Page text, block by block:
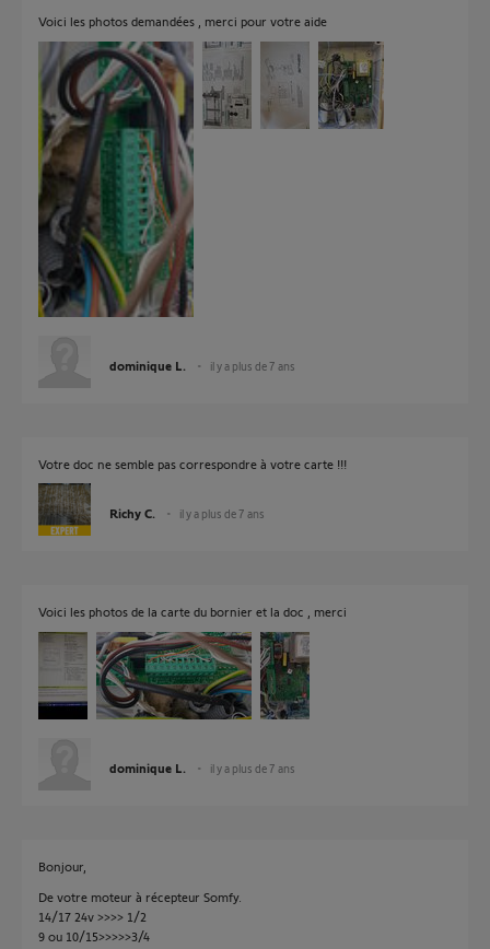
Voici les photos demandées , merci pour votre aide
dominique L. il y a plus de 7 ans
Votre doc ne semble pas correspondre à votre carte !!!
Richy C. il y a plus de 7 ans
Voici les photos de la carte du bornier et la doc , merci
dominique L. il y a plus de 7 ans
Bonjour,
De votre moteur à récepteur Somfy.
14/17 24v >>>> 1/2
9 ou 10/15>>>>>3/4